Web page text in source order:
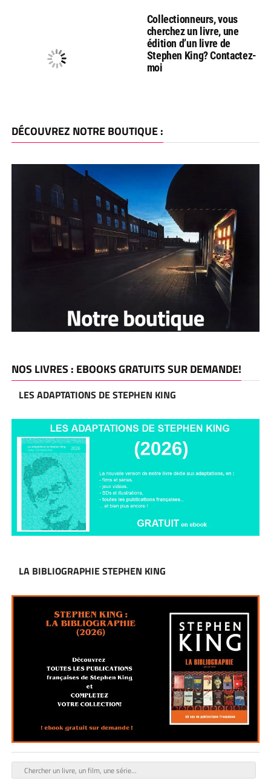
Collectionneurs, vous
cherchez un livre, une
édition d’un livre de
Stephen King? Contactez-
moi
DÉCOUVREZ NOTRE BOUTIQUE :
NOS LIVRES : EBOOKS GRATUITS SUR DEMANDE!
LES ADAPTATIONS DE STEPHEN KING
LA BIBLIOGRAPHIE STEPHEN KING